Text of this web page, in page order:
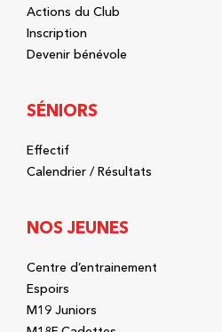
Actions du Club
Inscription
Devenir bénévole
SÉNIORS
Effectif
Calendrier / Résultats
NOS JEUNES
Centre d’entrainement
Espoirs
M19 Juniors